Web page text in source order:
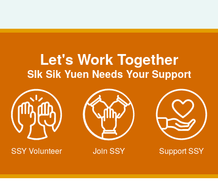
Let's Work Together
SIk Sik Yuen Needs Your Support
SSY Volunteer Join SSY Support SSY